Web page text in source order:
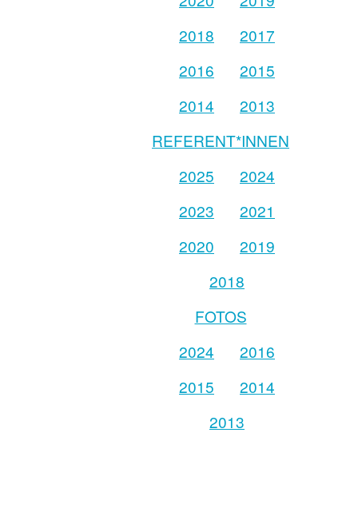
2018
2017
2016
2015
2014
2013
REFERENT*INNEN
2025
2024
2023
2021
2020
2019
2018
FOTOS
2024
2016
2015
2014
2013